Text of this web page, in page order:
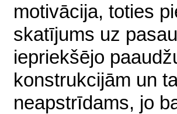
motivācija, toties
skatījums uz
iepriekšējo
konstrukcijām un
neapstrīdams, jo